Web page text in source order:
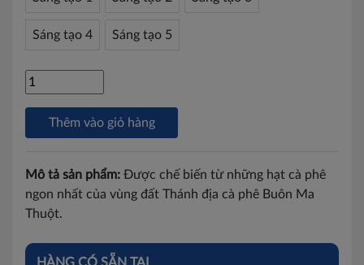
Sáng tạo 4 Sáng tạo 5
Thêm vào giỏ hàng
Mô tả sản phẩm: Được chế biến từ những hạt cà phê
ngon nhất của vùng đất Thánh địa cà phê Buôn Ma
Thuột.